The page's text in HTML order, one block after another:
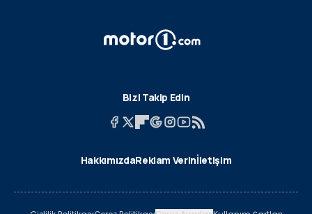
Bizi Takip Edin
HakkımızdaReklam Verinİletişim